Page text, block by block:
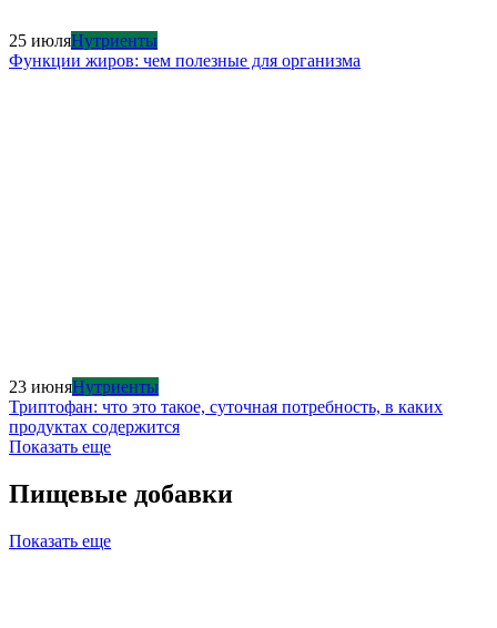
25 июляНутриенты
Функции жиров: чем полезные для организма
23 июняНутриенты
Триптофан: что это такое, суточная потребность, в каких
продуктах содержится
Показать еще
Пищевые добавки
Показать еще